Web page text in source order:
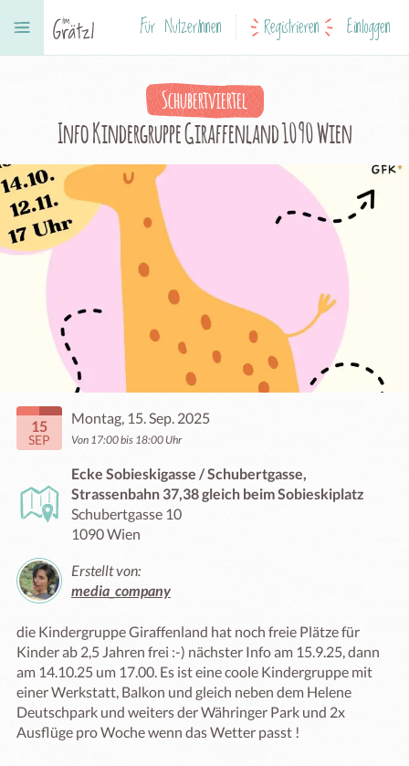
Für NutzerInnen Registrieren Einloggen
Schubertviertel
Info Kindergruppe Giraffenland 1090 Wien
15
SEP
Montag, 15. Sep. 2025
Von 17:00 bis 18:00 Uhr
Ecke Sobieskigasse / Schubertgasse,
Strassenbahn 37,38 gleich beim Sobieskiplatz
Schubertgasse 10
1090 Wien
Erstellt von:
media_company
die Kindergruppe Giraffenland hat noch freie Plätze für
Kinder ab 2,5 Jahren frei :-) nächster Info am 15.9.25, dann
am 14.10.25 um 17.00. Es ist eine coole Kindergruppe mit
einer Werkstatt, Balkon und gleich neben dem Helene
Deutschpark und weiters der Währinger Park und 2x
Ausflüge pro Woche wenn das Wetter passt !